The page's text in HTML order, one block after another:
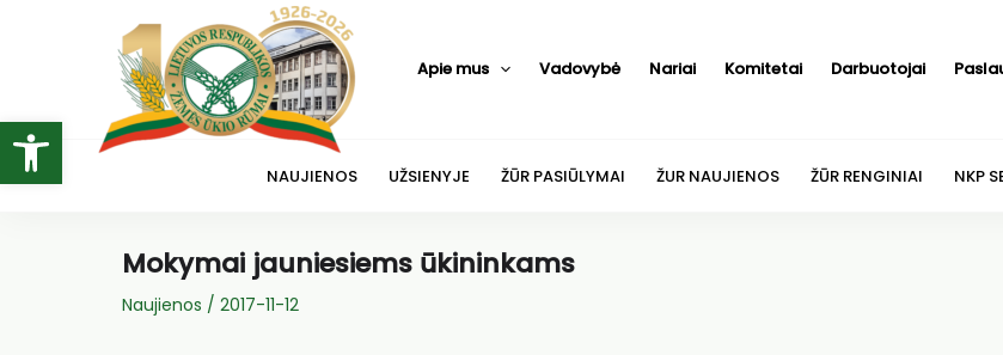
Open toolbar
Apie mus Vadovybė Nariai Komitetai Darbuotojai
NAUJIENOS UŽSIENYJE ŽŪR PASIŪLYMAI ŽUR NAUJIENOS ŽŪR RENGINIAI NKP
Mokymai jauniesiems ūkininkams
Naujienos / 2017-11-12